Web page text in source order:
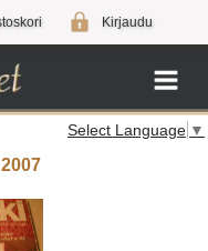
Kirjaudu
Select Language ▼